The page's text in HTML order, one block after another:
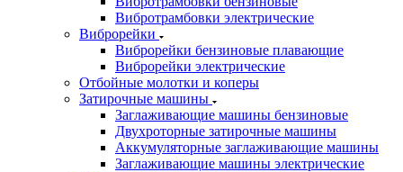
Вибротрамбовки электрические
Виброрейки
Виброрейки бензиновые плавающие
Виброрейки электрические
Отбойные молотки и коперы
Затирочные машины
Заглаживающие машины бензиновые
Двухроторные затирочные машины
Аккумуляторные заглаживающие машины
Заглаживающие машины электрические